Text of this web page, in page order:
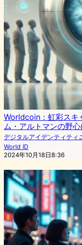
Worldcoin：虹彩スキ
ム・アルトマンの野
デジタルアイデンティティ
World ID
2024年10月18日8:36